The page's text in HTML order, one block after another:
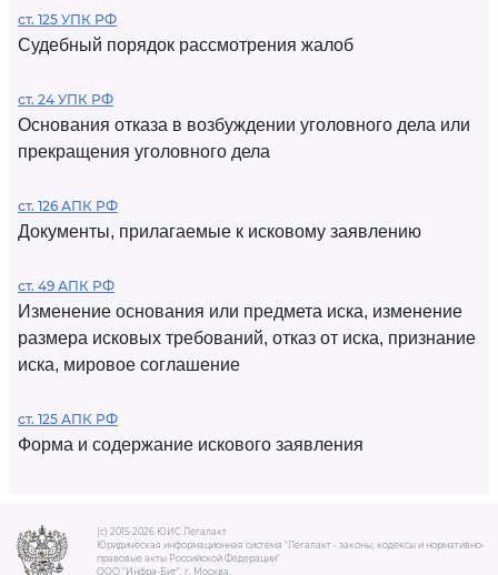
ст. 125 УПК РФ
Судебный порядок рассмотрения жалоб
ст. 24 УПК РФ
Основания отказа в возбуждении уголовного дела или
прекращения уголовного дела
ст. 126 АПК РФ
Документы, прилагаемые к исковому заявлению
ст. 49 АПК РФ
Изменение основания или предмета иска, изменение
размера исковых требований, отказ от иска, признание
иска, мировое соглашение
ст. 125 АПК РФ
Форма и содержание искового заявления
(c) 2015-2026 ЮИС Легалакт
Юридическая информационная система "Легалакт - законы, кодексы и нормативно-
правовые акты Российской Федерации"
ООО "Инфра-Бит", г. Москва.